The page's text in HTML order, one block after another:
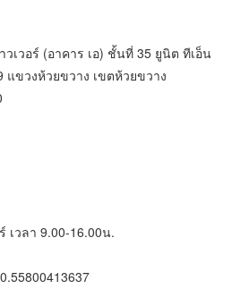
เวอร์ (อาคาร เอ) ชั้นที่ 35 ยูนิต ทีเอ็น
แขวงห้วยขวาง เขตห้วยขวาง
เวลา 9.00-16.00น.